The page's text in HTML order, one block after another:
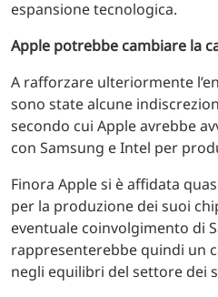
espansione tecnologica.
Apple potrebbe cambiare la
A rafforzare ulteriormente
sono state alcune
secondo cui Apple avrebbe
con Samsung e Intel per
Finora Apple si è affidata
per la produzione dei suoi
eventuale coinvolgimento di
rappresenterebbe quindi un
negli equilibri del settore dei